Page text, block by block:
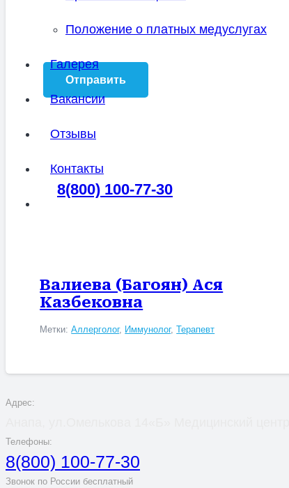
8(800) 100-77-30
Положение о платных медуслугах
Галерея
Вакансии
Отзывы
Контакты
Валиева (Багоян) Ася
Казбековна
Метки:Аллерголог, Иммунолог,Терапевт
Адрес:
Телефоны:
8(800) 100-77-30
Звонок по России бесплатный